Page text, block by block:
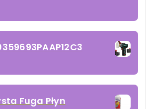
Fuga Płyn